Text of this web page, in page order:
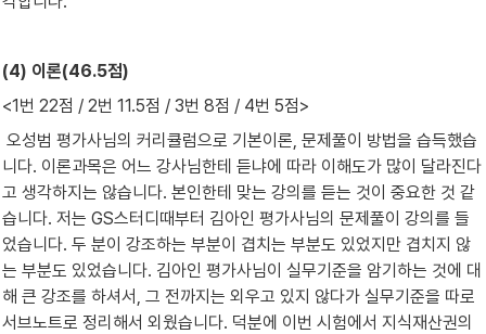
(4) 이론(46.5점)
<1번 22점 / 2번 11.5점 / 3번 8점 / 4번 5점>
니다. 이론과목은 어느 강사님한테 듣냐에 따라 이해도가 많이 달라진다
고 생각하지는 않습니다. 본인한테 맞는 강의를 듣는 것이 중요한 것 같
습니다. 저는 GS스터디때부터 김아인 평가사님의 문제풀이 강의를 들
었습니다. 두 분이 강조하는 부분이 겹치는 부분도 있었지만 겹치지 않
는 부분도 있었습니다. 김아인 평가사님이 실무기준을 암기하는 것에 대
해 큰 강조를 하셔서, 그 전까지는 외우고 있지 않다가 실무기준을 따로
서브노트로 정리해서 외웠습니다. 덕분에 이번 시험에서 지식재산권의